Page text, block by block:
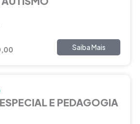
Saiba Mais
E PEDAGOGIA